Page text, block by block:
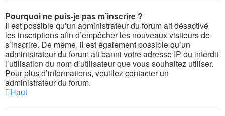
Pourquoi ne puis-je pas m’inscrire ?
Il est possible qu’un administrateur du forum ait désactivé
les inscriptions afin d’empêcher les nouveaux visiteurs de
s’inscrire. De même, il est également possible qu’un
administrateur du forum ait banni votre adresse IP ou interdit
l’utilisation du nom d’utilisateur que vous souhaitez utiliser.
Pour plus d’informations, veuillez contacter un
administrateur du forum.
Haut